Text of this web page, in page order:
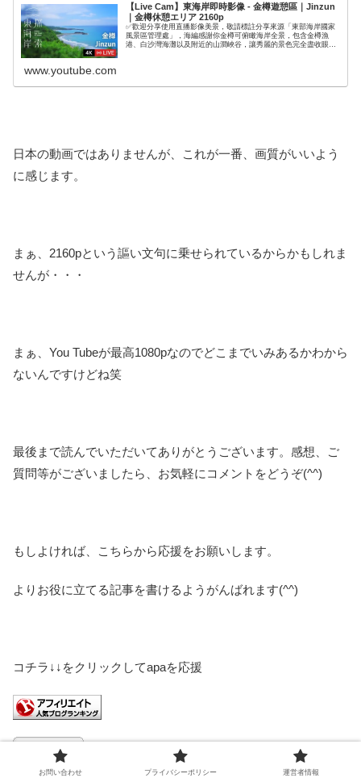
【Live Cam】東海岸即時影像 - 金樽遊憩區｜Jinzun
｜金樽休憩エリア 2160p
✅歡迎分享使用直播影像美景，敬請標註分享來源「東部海岸國家
風景區管理處」，海編感謝你金樽可俯瞰海岸全景，包含金樽漁
港、白沙灣海灘以及附近的山澗峽谷，讓秀麗的景色完全盡收眼
www.youtube.com
日本の動画ではありませんが、これが一番、画質がいいよう
に感じます。
まぁ、2160pという謳い文句に乗せられているからかもしれま
せんが・・・
まぁ、You Tubeが最高1080pなのでどこまでいみあるかわから
ないんですけどね笑
最後まで読んでいただいてありがとうございます。感想、ご
質問等がございましたら、お気軽にコメントをどうぞ(^^)
もしよければ、こちらから応援をお願いします。
よりお役に立てる記事を書けるようがんばれます(^^)
コチラ↓↓をクリックしてapaを応援
お問い合わせ プライバシーポリシー 運営者情報